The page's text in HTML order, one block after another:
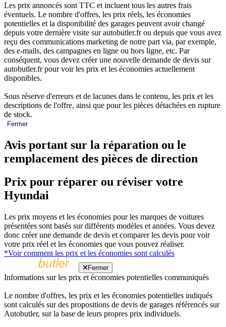
Les prix annoncés sont TTC et incluent tous les autres frais
éventuels. Le nombre d'offres, les prix réels, les économies
potentielles et la disponibilité des garages peuvent avoir changé
depuis votre dernière visite sur autobutler.fr ou depuis que vous avez
reçu des communications marketing de notre part via, par exemple,
des e-mails, des campagnes en ligne ou hors ligne, etc. Par
conséquent, vous devez créer une nouvelle demande de devis sur
autobutler.fr pour voir les prix et les économies actuellement
disponibles.
Sous réserve d'erreurs et de lacunes dans le contenu, les prix et les
descriptions de l'offre, ainsi que pour les pièces détachées en rupture
de stock.
Fermer
Avis portant sur la réparation ou le
remplacement des pièces de direction
Prix pour réparer ou réviser votre
Hyundai
Les prix moyens et les économies pour les marques de voitures
présentées sont basés sur différents modèles et années. Vous devez
donc créer une demande de devis et comparer les devis pour voir
votre prix réel et les économies que vous pouvez réaliser.
*Voir comment les prix et les économies sont calculés
Fermer
Informations sur les prix et économies potentielles communiqués
Le nombre d'offres, les prix et les économies potentielles indiqués
sont calculés sur des propositions de devis de garages référencés sur
Autobutler, sur la base de leurs propres prix individuels.